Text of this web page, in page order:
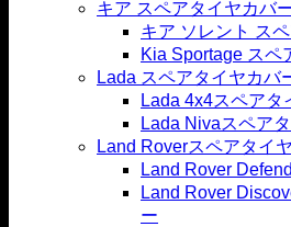
キア スペアタイヤカバ
キア ソレント ス
Kia Sportage スペ
Lada スペアタイヤカバ
Lada 4x4スペアタ
Lada Nivaスペア
Land Roverスペアタイ
Land Rover
Land Rover
ー